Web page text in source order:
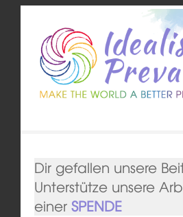
Dir gefallen unsere
Unterstütze unsere
einer SPENDE